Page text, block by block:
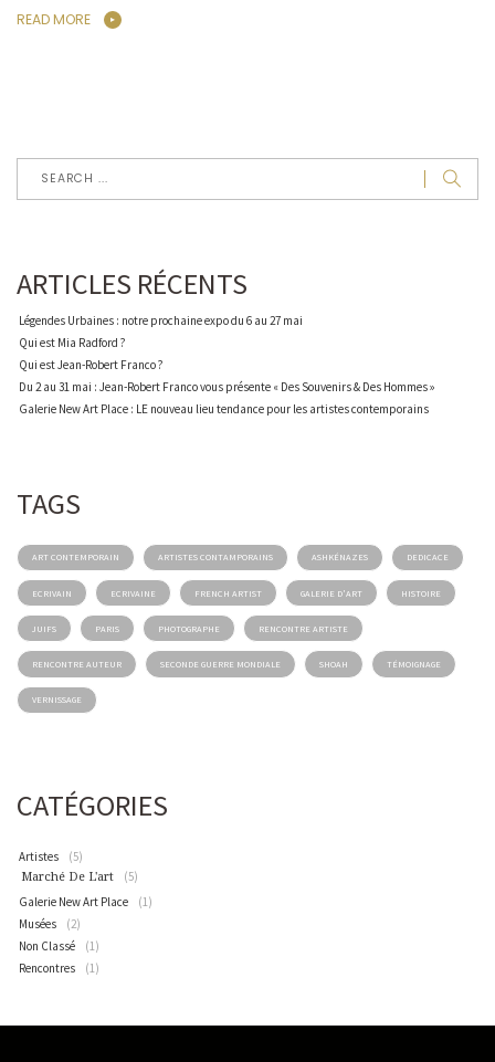
READ MORE
ARTICLES RÉCENTS
Légendes Urbaines : notre prochaine expo du 6 au 27 mai
Qui est Mia Radford ?
Qui est Jean-Robert Franco ?
Du 2 au 31 mai : Jean-Robert Franco vous présente « Des Souvenirs & Des Hommes »
Galerie New Art Place : LE nouveau lieu tendance pour les artistes contemporains
TAGS
ART CONTEMPORAIN ARTISTES CONTAMPORAINS ASHKÉNAZES DEDICACE
ECRIVAIN ECRIVAINE FRENCH ARTIST GALERIE D'ART HISTOIRE
JUIFS PARIS PHOTOGRAPHE RENCONTRE ARTISTE
RENCONTRE AUTEUR SECONDE GUERRE MONDIALE SHOAH TÉMOIGNAGE
VERNISSAGE
CATÉGORIES
Artistes (5)
Marché De L'art
(5)
Galerie New Art Place
(1)
Musées
(2)
Non Classé
(1)
Rencontres
(1)